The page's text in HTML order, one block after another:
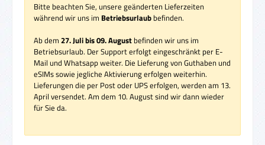
Bitte beachten Sie, unsere geänderten Lieferzeiten
während wir uns im Betriebsurlaub befinden.
Ab dem 27. Juli bis 09. August befinden wir uns im
Betriebsurlaub. Der Support erfolgt eingeschränkt per E-
Mail und Whatsapp weiter. Die Lieferung von Guthaben und
eSIMs sowie jegliche Aktivierung erfolgen weiterhin.
Lieferungen die per Post oder UPS erfolgen, werden am 13.
April versendet. Am dem 10. August sind wir dann wieder
für Sie da.